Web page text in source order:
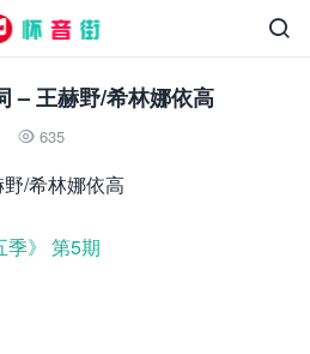

– 王赫野/希林娜依高
 635
/希林娜依高
季》 第5期